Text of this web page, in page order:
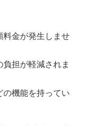
料金が発生しませ
担が軽減されま
の機能を持ってい